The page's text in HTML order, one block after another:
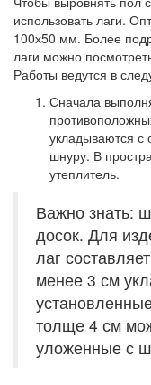
использовать лаги.
100х50 мм. Более
лаги можно
Работы ведутся в
Сначала
укладываются
шнуру. В
утеплитель.
Важно знать:
досок. Для
лаг
менее 3 см
толще 4 см
уложенные с